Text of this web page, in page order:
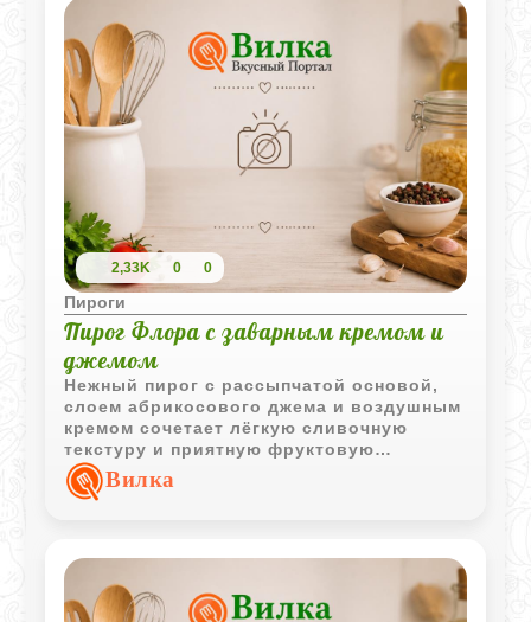
немного корицы, кухня мгновенно
наполнится тем самым «праздничным»
запахом, который так располагает к
долгому чаепитию. Кислые зеленые
яблоки здесь играют ключевую роль -
они дают нужный баланс сладкому тесту.
2,33K 0 0
Пироги
Пирог Флора с заварным кремом и
джемом
Нежный пирог с рассыпчатой основой,
слоем абрикосового джема и воздушным
кремом сочетает лёгкую сливочную
текстуру и приятную фруктовую
кислинку. Такой десерт выглядит
нарядно и хорошо подходит для
Вилка